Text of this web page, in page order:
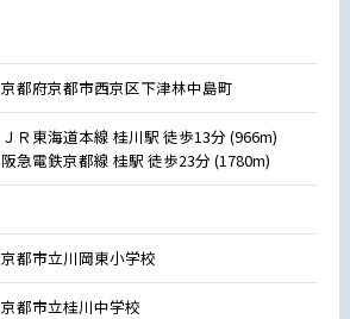
京都府京都市西京区下津林中島町
ＪＲ東海道本線 桂川駅 徒歩13分 (966m)
阪急電鉄京都線 桂駅 徒歩23分 (1780m)
京都市立川岡東小学校
京都市立桂川中学校